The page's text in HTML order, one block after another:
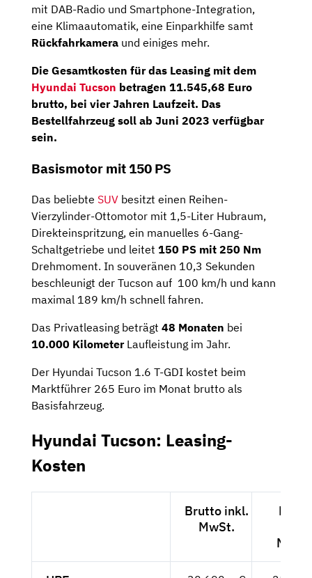
mit DAB-Radio und Smartphone-Integration,
eine Klimaautomatik, eine Einparkhilfe samt
Rückfahrkamera und einiges mehr.
Die Gesamtkosten für das Leasing mit dem
Hyundai Tucson betragen 11.545,68 Euro
brutto, bei vier Jahren Laufzeit. Das
Bestellfahrzeug soll ab Juni 2023 verfügbar
sein.
Basismotor mit 150 PS
Das beliebte SUV besitzt einen Reihen-
Vierzylinder-Ottomotor mit 1,5-Liter Hubraum,
Direkteinspritzung, ein manuelles 6-Gang-
Schaltgetriebe und leitet 150 PS mit 250 Nm
Drehmoment. In souveränen 10,3 Sekunden
beschleunigt der Tucson auf 100 km/h und kann
maximal 189 km/h schnell fahren.
Das Privatleasing beträgt 48 Monaten bei
10.000 KilometerLaufleistung im Jahr.
Der Hyundai Tucson 1.6 T-GDI kostet beim
Marktführer 265 Euro im Monat brutto als
Basisfahrzeug.
Hyundai Tucson: Leasing-
Kosten
Brutto inkl.
MwSt.
Netto
MwSt.